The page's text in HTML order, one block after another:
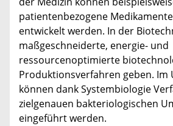
patientenbezogene
entwickelt werden. In der
maßgeschneiderte, energie- und
ressourcenoptimierte
Produktionsverfahren geben. Im
können dank Systembiologie
zielgenauen bakteriologischen
eingeführt werden.